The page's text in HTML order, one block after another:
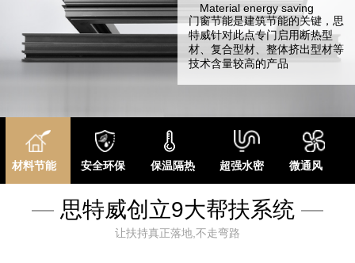
Material energy saving
门窗节能是建筑节能的关键，思
特威针对此点专门启用断热型
材、复合型材、整体挤出型材等
技术含量较高的产品
SAFETY AND
ENVIRONMENTAL
PROTECION
氟碳喷涂工艺技术
氟碳喷涂具有优异的 抗褪色
酸雨等) ) 的腐蚀性，抗 紫外线
恶劣天气环境氟碳。
Heat preservation and
heat insulation
断桥结构，配上中空玻璃隔层，
给您一年四季的舒适，
专业的隔热尼龙条，夏天留着冷
SUPER WATERTIGHT
采用中央密封胶条空腔结构，保
证气密、水密隔音性能。
有效阻隔室外污染，防止雨水。
沙尘噪音侵入。
Microventilation mode
思特威门窗，设有微通风模式。
不管是在寒冷的冬天，还是在炎
热的夏天，当家里的空气比较
闷，有异味的时候，打开通风模
SAFETY AND
ENVIRONMENTAL
PROTECION
四层密封胶和双层中空玻璃，营
造安静祥和的生活环境。航空级
减噪峰值，可隔绝35分贝噪音
和防撞胶条，四层密封处理，形
成隔绝空间
Microventilation mode
思特威门窗，设有微通风模式。
不管是在寒冷的冬天，还是在炎
热的夏天，当家里的空气比较
闷，有异味的时候，打开通风模
材料节能 安全环保 保温隔热 超强水密 微通风
防盗防爆
— 思特威创立9大帮扶系统 —
让扶持真正落地,不走弯路